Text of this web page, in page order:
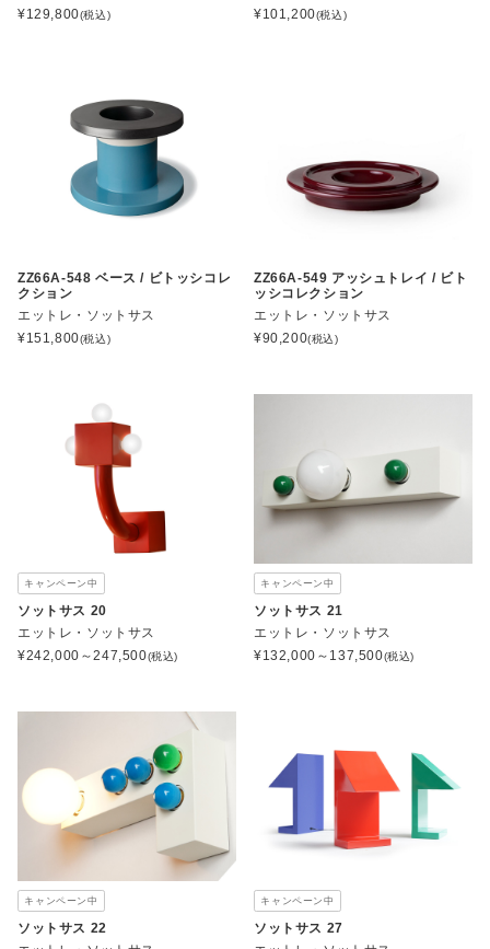
¥129,800(税込)
¥101,200(税込)
ZZ66A-548 ベース / ビトッシコレ
クション
エットレ・ソットサス
¥151,800(税込)
ZZ66A-549 アッシュトレイ / ビト
ッシコレクション
エットレ・ソットサス
¥90,200(税込)
キャンペーン中
ソットサス 20
エットレ・ソットサス
¥242,000～247,500(税込)
キャンペーン中
ソットサス 21
エットレ・ソットサス
¥132,000～137,500(税込)
キャンペーン中
ソットサス 22
キャンペーン中
ソットサス 27